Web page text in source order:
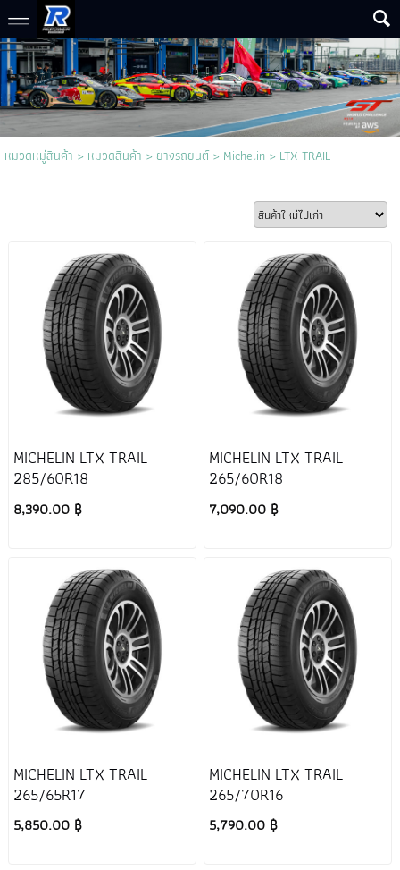
หมวดหมู่สินค้า > หมวดสินค้า >ยางรถยนต์> Michelin> LTX TRAIL
MICHELIN LTX TRAIL
285/60R18
8,390.00 ฿
MICHELIN LTX TRAIL
265/60R18
7,090.00 ฿
MICHELIN LTX TRAIL
265/65R17
5,850.00 ฿
MICHELIN LTX TRAIL
265/70R16
5,790.00 ฿